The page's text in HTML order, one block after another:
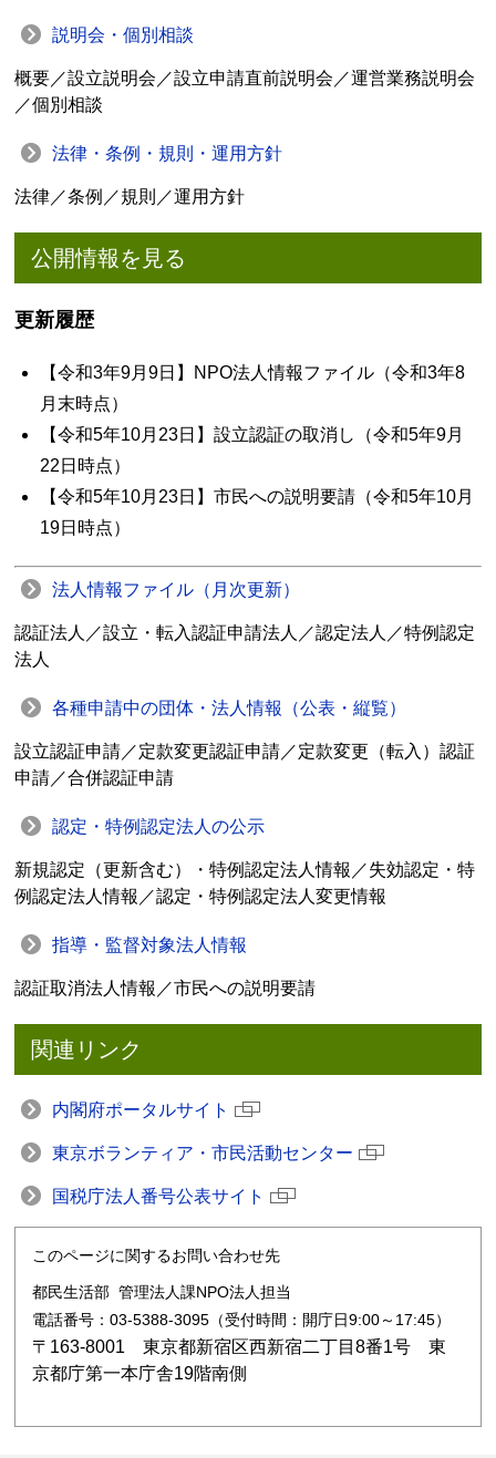
説明会・個別相談
概要／設立説明会／設立申請直前説明会／運営業務説明会
／個別相談
法律・条例・規則・運用方針
法律／条例／規則／運用方針
公開情報を見る
更新履歴
【令和3年9月9日】NPO法人情報ファイル（令和3年8
月末時点）
【令和5年10月23日】設立認証の取消し（令和5年9月
22日時点）
【令和5年10月23日】市民への説明要請（令和5年10月
19日時点）
法人情報ファイル（月次更新）
認証法人／設立・転入認証申請法人／認定法人／特例認定
法人
各種申請中の団体・法人情報（公表・縦覧）
設立認証申請／定款変更認証申請／定款変更（転入）認証
申請／合併認証申請
認定・特例認定法人の公示
新規認定（更新含む）・特例認定法人情報／失効認定・特
例認定法人情報／認定・特例認定法人変更情報
指導・監督対象法人情報
認証取消法人情報／市民への説明要請
関連リンク
内閣府ポータルサイト
東京ボランティア・市民活動センター
国税庁法人番号公表サイト
このページに関するお問い合わせ先
都民生活部 管理法人課NPO法人担当
電話番号：03-5388-3095（受付時間：開庁日9:00～17:45）
〒163-8001 東京都新宿区西新宿二丁目8番1号 東
京都庁第一本庁舎19階南側